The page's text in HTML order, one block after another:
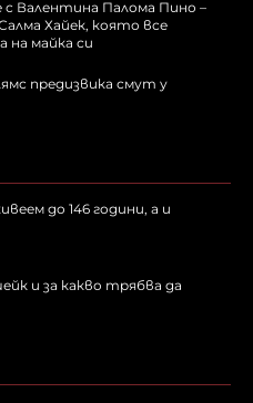
с Валентина Палома Пино –
Хайек, която все
на майка си
предизвика смут у
до 146 години, а и
и за какво трябва да